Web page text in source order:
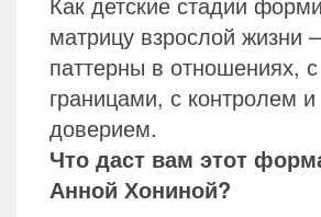
матрицу взрослой жизни
паттерны в отношениях, с
границами, с контролем и
доверием.
Что даст вам этот
Анной Хониной?